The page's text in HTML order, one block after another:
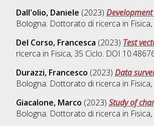
Dall'olio, Daniele (2023)
Bologna. Dottorato di ricerca in Fisica
Del Corso, Francesca (2023) Test
ricerca in Fisica, 35 Ciclo. DOI
Durazzi, Francesco (2023) Data
Bologna. Dottorato di ricerca in Fisica
Giacalone, Marco (2023) Study of
Bologna. Dottorato di ricerca in Fisica